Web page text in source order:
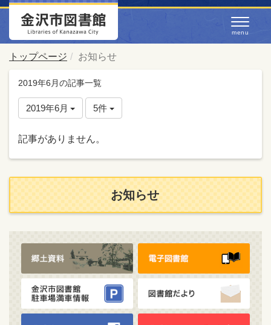
トップページ お知らせ
2019年6月の記事一覧
2019年6月 5件
記事がありません。
お知らせ